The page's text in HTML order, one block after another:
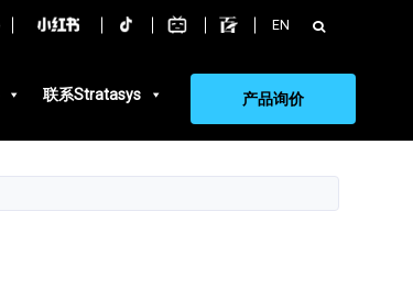
EN 搜
索：
联系Stratasys 产品询价